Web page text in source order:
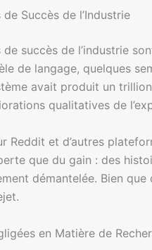
Succès de l’Industrie
de succès de l’industrie
de langage, quelques
avait produit un
qualitatives de
Reddit et d’autres
que du gain : des
démantelée. Bien
en Matière de